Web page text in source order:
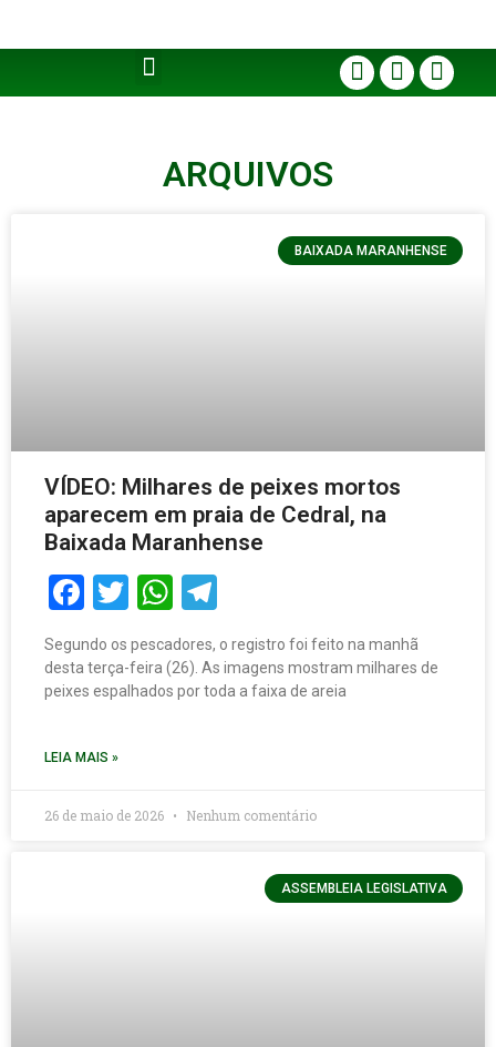
ARQUIVOS
BAIXADA MARANHENSE
VÍDEO: Milhares de peixes mortos
aparecem em praia de Cedral, na
Baixada Maranhense
Facebook
TwitterWhatsApp
Segundo os pescadores, o registro foi feito na manhã
desta terça-feira (26). As imagens mostram milhares de
peixes espalhados por toda a faixa de areia
LEIA MAIS »
26 de maio de 2026 Nenhum comentário
ASSEMBLEIA LEGISLATIVA